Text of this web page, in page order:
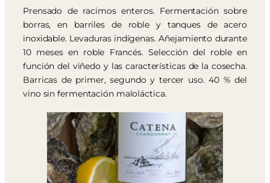
Prensado de racimos enteros. Fermentación sobre
borras, en barriles de roble y tanques de acero
inoxidable. Levaduras indígenas. Añejamiento durante
10 meses en roble Francés. Selección del roble en
función del viñedo y las características de la cosecha.
Barricas de primer, segundo y tercer uso. 40 % del
vino sin fermentación maloláctica.